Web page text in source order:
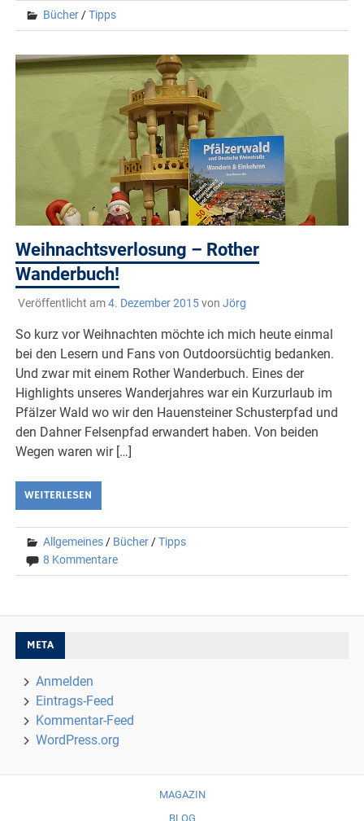
Bücher /Tipps
Weihnachtsverlosung – Rother
Wanderbuch!
Veröffentlicht am4. Dezember 2015von Jörg
So kurz vor Weihnachten möchte ich mich heute einmal
bei den Lesern und Fans von Outdoorsüchtig bedanken.
Und zwar mit einem Rother Wanderbuch. Eines der
Highlights unseres Wanderjahres war ein Kurzurlaub im
Pfälzer Wald wo wir den Hauensteiner Schusterpfad und
den Dahner Felsenpfad erwandert haben. Von beiden
Wegen waren wir […]
WEITERLESEN
Allgemeines / Bücher /Tipps
8 Kommentare
META
Anmelden
Eintrags-Feed
Kommentar-Feed
WordPress.org
MAGAZIN
BLOG